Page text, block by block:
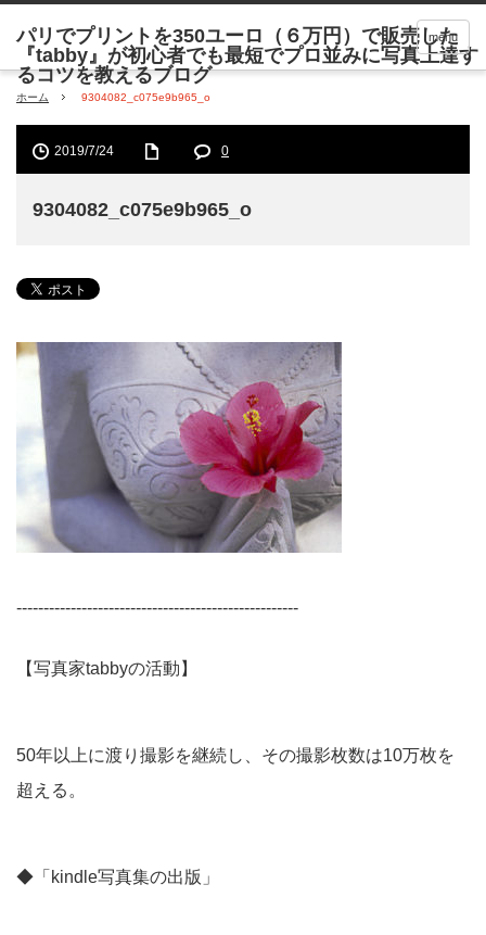
menu
ホーム 9304082_c075e9b965_o
2019/7/24 0
9304082_c075e9b965_o
----------------------------------------------------
【写真家tabbyの活動】
50年以上に渡り撮影を継続し、その撮影枚数は10万枚を
超える。
◆「kindle写真集の出版」